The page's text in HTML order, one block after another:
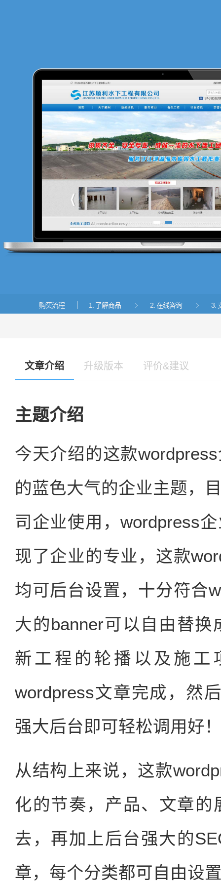
1 2
购买流程 1. 了解商品  2. 在线咨询  3.
文章介绍 升级版本 评价&建议
主题介绍
今天介绍的这款
的蓝色大气的企业主题，
司企业使用，wordpress
现了企业的专业，这款
均可后台设置，十分符合
大的banner可以自由替
新工程的轮播以及施工
wordpress文章完成，然
强大后台即可轻松调用好
从结构上来说，这款
化的节奏，产品、文章
去，再加上后台强大的
章，每个分类都可自由设